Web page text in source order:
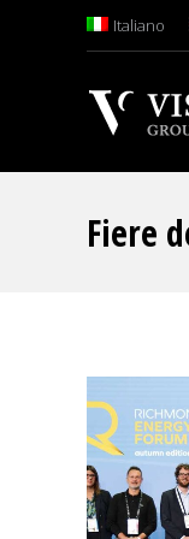
Italiano
Fiere